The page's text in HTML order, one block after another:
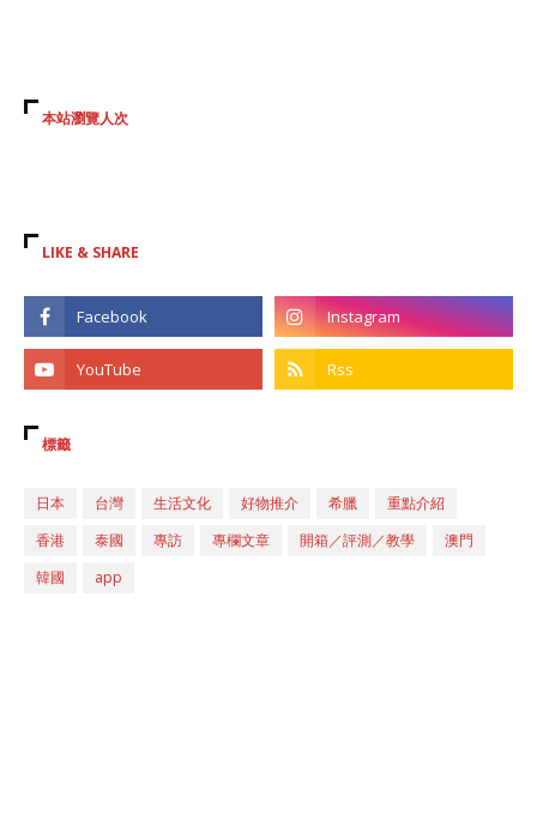
本站瀏覽人次
LIKE & SHARE
標籤
日本 台灣 生活文化 好物推介 希臘
重點介紹
香港
泰國 專訪 專欄文章 開箱／評測／教學
澳門
韓國
app